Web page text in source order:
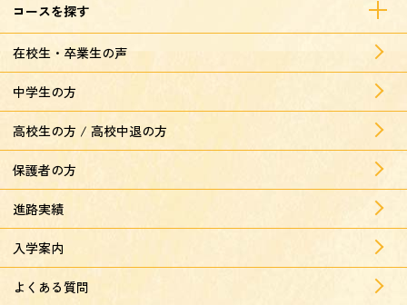
コースを探す
在校生・卒業生の声
中学生の方
高校生の方 / 高校中退の方
保護者の方
進路実績
入学案内
よくある質問